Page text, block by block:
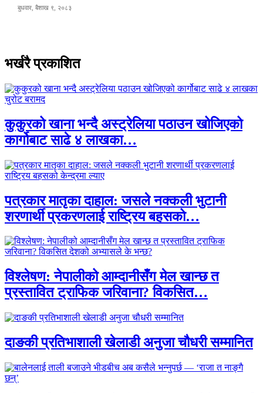
बुधवार, बैशाख ९, २०८३
भर्खरै प्रकाशित
कुकुरको खाना भन्दै अस्ट्रेलिया पठाउन खोजिएको
कार्गोबाट साढे ४ लाखका…
पत्रकार मातृका दाहाल: जसले नक्कली भुटानी
शरणार्थी प्रकरणलाई राष्ट्रिय बहसको…
विश्लेषण: नेपालीको आम्दानीसँग मेल खान्छ त
प्रस्तावित ट्राफिक जरिवाना? विकसित…
दाङकी प्रतिभाशाली खेलाडी अनुजा चौधरी सम्मानित